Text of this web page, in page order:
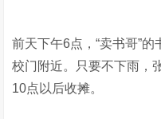
前天下午6点，“卖书哥”
校门附近。只要不下雨，
10点以后收摊。